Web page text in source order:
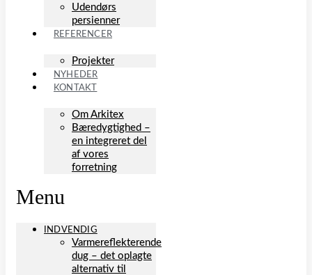
Udendørs
persienner
REFERENCER
Projekter
NYHEDER
KONTAKT
Om Arkitex
Bæredygtighed –
en integreret del
af vores
forretning
Menu
INDVENDIG
Varmereflekterende
dug – det oplagte
alternativ til